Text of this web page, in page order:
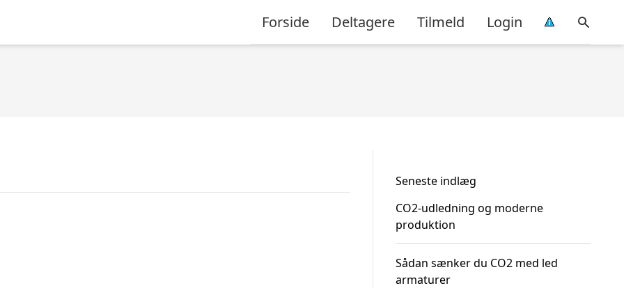
Forside Deltagere Tilmeld Login
Seneste indlæg
CO2-udledning og moderne
produktion
Sådan sænker du CO2 med led
armaturer